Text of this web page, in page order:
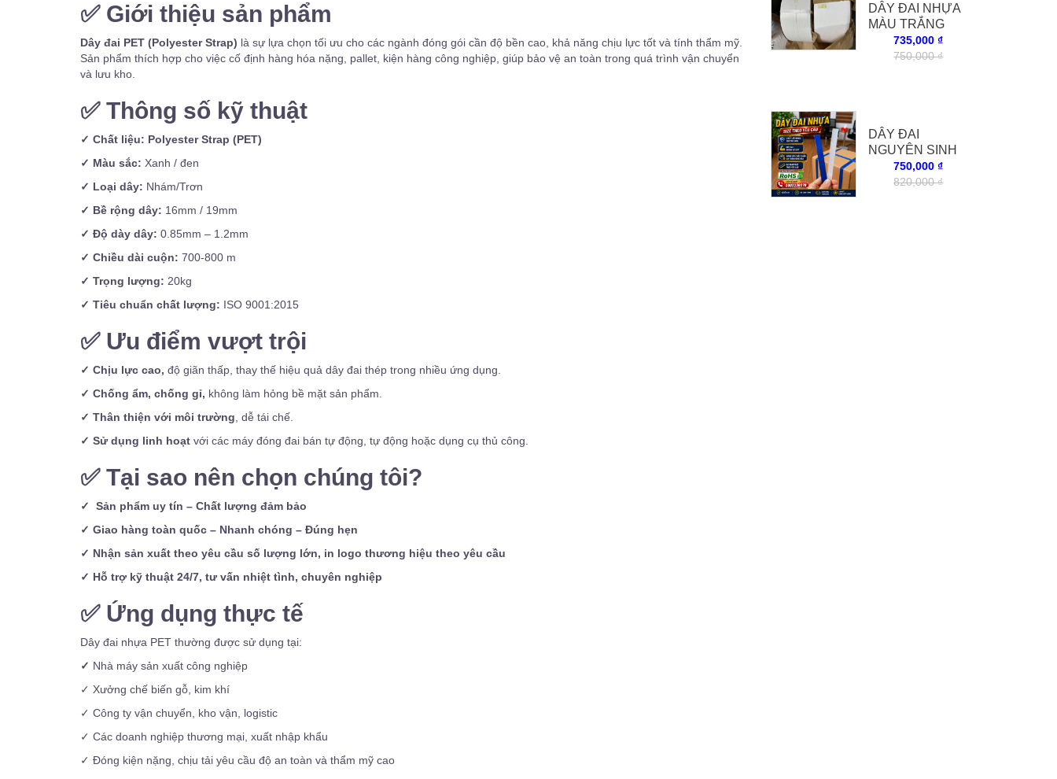
✅Giới thiệu sản phẩm
Dây đai PET (Polyester Strap) là sự lựa chọn tối ưu cho các ngành đóng gói cần độ bền cao, khả năng chịu lực tốt và tính thẩm mỹ.
Sản phẩm thích hợp cho việc cố định hàng hóa nặng, pallet, kiện hàng công nghiệp, giúp bảo vệ an toàn trong quá trình vận chuyển
và lưu kho.
✅Thông số kỹ thuật
✓ Chất liệu: Polyester Strap (PET)
✓ Màu sắc: Xanh / đen
✓ Loại dây: Nhám/Trơn
✓ Bề rộng dây: 16mm / 19mm
✓ Độ dày dây: 0.85mm – 1.2mm
✓ Chiều dài cuộn: 700-800 m
✓ Trọng lượng: 20kg
✓ Tiêu chuẩn chất lượng: ISO 9001:2015
✅Ưu điểm vượt trội
✓ Chịu lực cao, độ giãn thấp, thay thế hiệu quả dây đai thép trong nhiều ứng dụng.
✓ Chống ẩm, chống gỉ, không làm hỏng bề mặt sản phẩm.
✓ Thân thiện với môi trường , dễ tái chế.
✓ Sử dụng linh hoạt với các máy đóng đai bán tự động, tự động hoặc dụng cụ thủ công.
✅Tại sao nên chọn chúng tôi?
✓ Sản phẩm uy tín – Chất lượng đảm bảo
✓ Giao hàng toàn quốc – Nhanh chóng – Đúng hẹn
✓ Nhận sản xuất theo yêu cầu số lượng lớn, in logo thương hiệu theo yêu cầu
✓ Hỗ trợ kỹ thuật 24/7, tư vấn nhiệt tình, chuyên nghiệp
✅Ứng dụng thực tế
Dây đai nhựa PET thường được sử dụng tại:
✓ Nhà máy sản xuất công nghiệp
✓ Xưởng chế biến gỗ, kim khí
✓ Công ty vận chuyển, kho vận, logistic
✓ Các doanh nghiệp thương mại, xuất nhập khẩu
✓ Đóng kiện nặng, chịu tải yêu cầu độ an toàn và thẩm mỹ cao
DÂY ĐAI NHỰA
MÀU TRẮNG
735,000 ₫
750,000 ₫
DÂY ĐAI
NGUYÊN SINH
MÀU XANH
750,000 ₫
820,000 ₫